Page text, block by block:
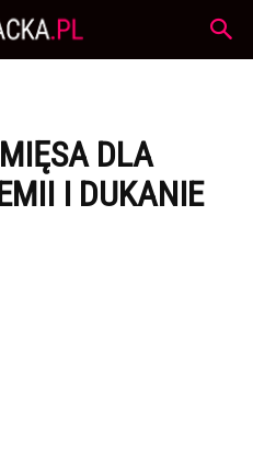
DLA
I DUKANIE